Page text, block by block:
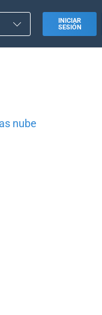
INICIAR
SESIÓN
nube